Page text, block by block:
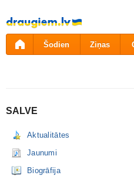
Pāriet
uz
saturu
Šodien Ziņas
SALVE
Aktualitātes
Jaunumi
Biogrāfija